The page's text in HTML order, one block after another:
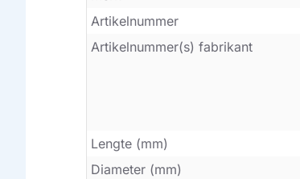
Artikelnummer
Artikelnummer(s) fabrikant
Lengte (mm)
Diameter (mm)